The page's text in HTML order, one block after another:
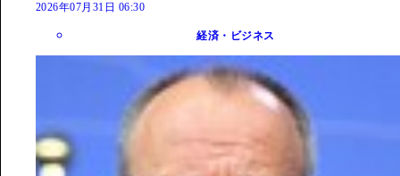
2026年07月31日 06:30
経済・ビジネス